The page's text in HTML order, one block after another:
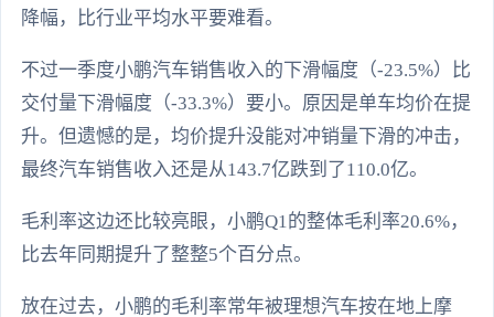
降幅，比行业平均水平要难看。
不过一季度小鹏汽车销售收入的下滑幅度（-23.5%）比
交付量下滑幅度（-33.3%）要小。原因是单车均价在提
升。但遗憾的是，均价提升没能对冲销量下滑的冲击，
最终汽车销售收入还是从143.7亿跌到了110.0亿。
毛利率这边还比较亮眼，小鹏Q1的整体毛利率20.6%，
比去年同期提升了整整5个百分点。
放在过去，小鹏的毛利率常年被理想汽车按在地上摩